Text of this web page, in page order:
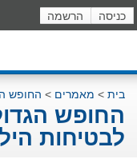
כניסה הרשמה
בית > מאמרים > החופש
החופש
לבטיחות